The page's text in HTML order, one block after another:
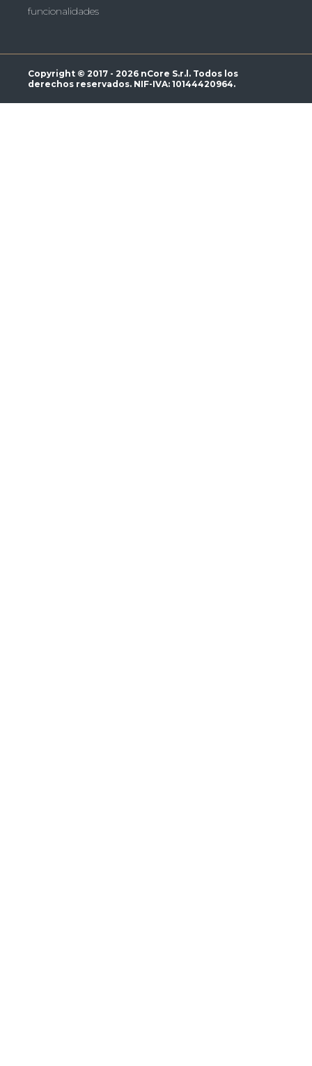
funcionalidades
Copyright © 2017 - 2026 nCore S.r.l. Todos los
derechos reservados. NIF-IVA: 10144420964.